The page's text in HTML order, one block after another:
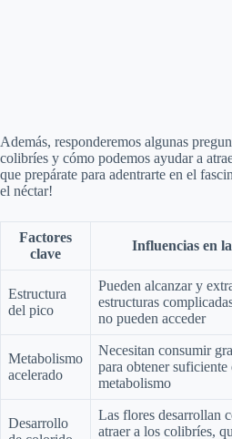
Además, responderemos algunas
colibríes y cómo podemos ayudar a
que prepárate para adentrarte en el
el néctar!
Factores
clave
Influencias en
Estructura
del pico
Pueden alcanzar y
estructuras
no pueden acceder
Metabolismo
acelerado
Necesitan consumir
para obtener
metabolismo
Desarrollo
Las flores desarrollan
atraer a los colibríes,